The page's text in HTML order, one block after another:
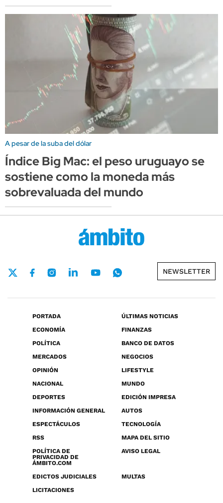
A pesar de la suba del dólar
Índice Big Mac: el peso uruguayo se
sostiene como la moneda más
sobrevaluada del mundo
NEWSLETTER
PORTADA
ÚLTIMAS NOTICIAS
ECONOMÍA
FINANZAS
POLÍTICA
BANCO DE DATOS
MERCADOS
NEGOCIOS
OPINIÓN
LIFESTYLE
NACIONAL
MUNDO
DEPORTES
EDICIÓN IMPRESA
INFORMACIÓN GENERAL
AUTOS
ESPECTÁCULOS
TECNOLOGÍA
RSS
MAPA DEL SITIO
POLÍTICA DE
PRIVACIDAD DE
ÁMBITO.COM
AVISO LEGAL
EDICTOS JUDICIALES
MULTAS
LICITACIONES